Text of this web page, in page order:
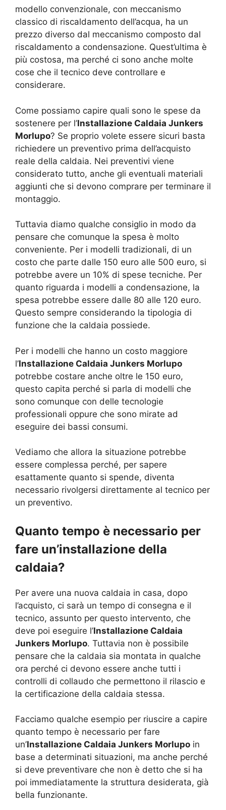
modello convenzionale, con meccanismo
classico di riscaldamento dell’acqua, ha un
prezzo diverso dal meccanismo composto dal
riscaldamento a condensazione. Quest’ultima è
più costosa, ma perché ci sono anche molte
cose che il tecnico deve controllare e
considerare.
Come possiamo capire quali sono le spese da
sostenere per l’Installazione Caldaia Junkers
Morlupo? Se proprio volete essere sicuri basta
richiedere un preventivo prima dell’acquisto
reale della caldaia. Nei preventivi viene
considerato tutto, anche gli eventuali materiali
aggiunti che si devono comprare per terminare il
montaggio.
Tuttavia diamo qualche consiglio in modo da
pensare che comunque la spesa è molto
conveniente. Per i modelli tradizionali, di un
costo che parte dalle 150 euro alle 500 euro, si
potrebbe avere un 10% di spese tecniche. Per
quanto riguarda i modelli a condensazione, la
spesa potrebbe essere dalle 80 alle 120 euro.
Questo sempre considerando la tipologia di
funzione che la caldaia possiede.
Per i modelli che hanno un costo maggiore
l’Installazione Caldaia Junkers Morlupo
potrebbe costare anche oltre le 150 euro,
questo capita perché si parla di modelli che
sono comunque con delle tecnologie
professionali oppure che sono mirate ad
eseguire dei bassi consumi.
Vediamo che allora la situazione potrebbe
essere complessa perché, per sapere
esattamente quanto si spende, diventa
necessario rivolgersi direttamente al tecnico per
un preventivo.
Quanto tempo è necessario per
fare un’installazione della
caldaia?
Per avere una nuova caldaia in casa, dopo
l’acquisto, ci sarà un tempo di consegna e il
tecnico, assunto per questo intervento, che
deve poi eseguire l’Installazione Caldaia
Junkers Morlupo. Tuttavia non è possibile
pensare che la caldaia sia montata in qualche
ora perché ci devono essere anche tutti i
controlli di collaudo che permettono il rilascio e
la certificazione della caldaia stessa.
Facciamo qualche esempio per riuscire a capire
quanto tempo è necessario per fare
un’Installazione Caldaia Junkers Morlupo in
base a determinati situazioni, ma anche perché
si deve preventivare che non è detto che si ha
poi immediatamente la struttura desiderata, già
bella funzionante.